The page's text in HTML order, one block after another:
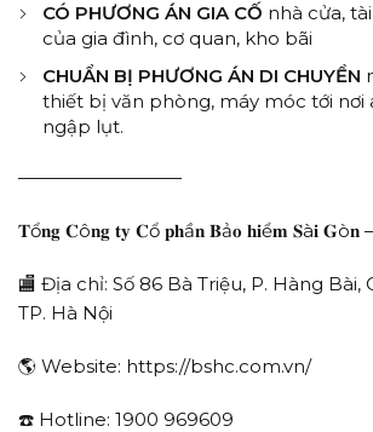
CÓ PHƯƠNG ÁN GIA CỐ nhà cửa,
của gia đình, cơ quan, kho bãi
CHUẨN BỊ PHƯƠNG ÁN DI CHUYỂN
thiết bị văn phòng, máy móc tới nơi
ngập lụt.
—————————
𝐓ổ𝐧𝐠 𝐂ô𝐧𝐠 𝐭𝐲 𝐂ổ 𝐩𝐡ầ𝐧 𝐁ả𝐨 𝐡𝐢ể𝐦 𝐒à𝐢 𝐆ò𝐧
🏬 Địa chỉ: Số 86 Bà Triệu, P. Hàng Bài,
TP. Hà Nội
🌎 Website: https://bshc.com.vn/
☎️ Hotline: 1900 969609